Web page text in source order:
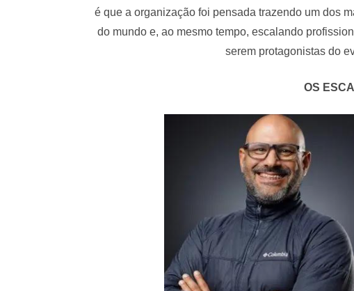
é que a organização foi pensada trazendo um dos
do mundo e, ao mesmo tempo, escalando
serem protagonistas do
OS